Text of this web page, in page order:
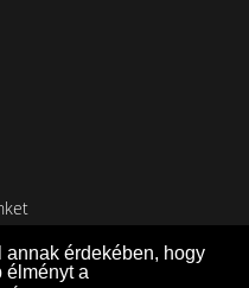
érdekében, hogy
élményt a